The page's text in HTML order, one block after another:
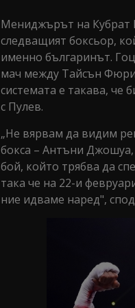
Мениджърът на Кубрат
следващият боксьор,
именно българинът.
мач между Тайсън
системата е такава, че
с Пулев.
„Не вярвам да видим
бокса – Антъни
бой, който трябва да
така че на 22-и
ние идваме наред",